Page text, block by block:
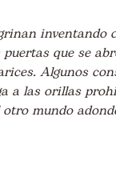
inventando
que se
Algunos
a las orillas
mundo